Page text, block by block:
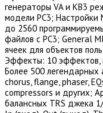
генераторы VA и KB3
модели РС3; Настройки
до 2560
файлов с PC3; General
ячеек для объектов
Эффекты: 10 эффектов,
Более 500 легендарных
chorus, flange, phaser,
compressors и других;
балансных TRS джека